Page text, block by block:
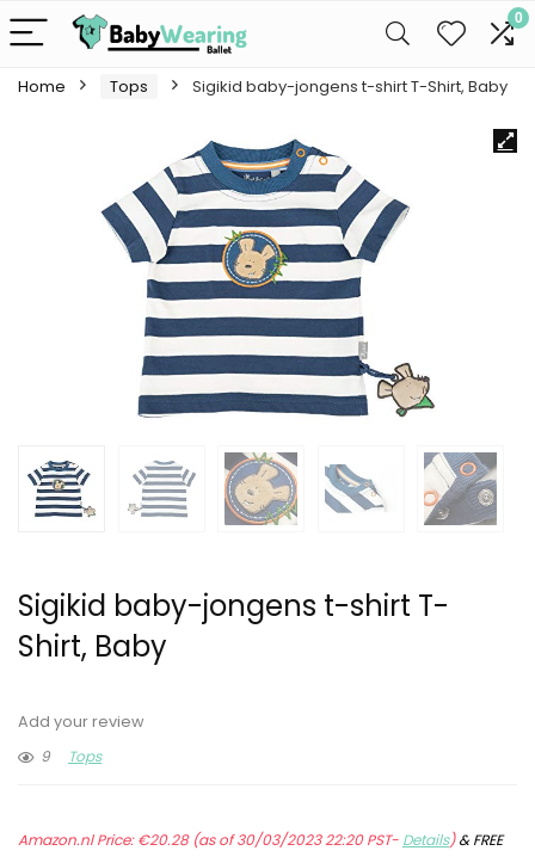
0
Home Tops Sigikid baby-jongens t-shirt T-Shirt, Baby
Sigikid baby-jongens t-shirt T-
Shirt, Baby
Add your review
9
Tops
Amazon.nl Price:€20.28(as of 30/03/2023 22:20 PST- Details)&FREE